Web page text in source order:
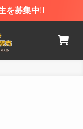
を募集中!!